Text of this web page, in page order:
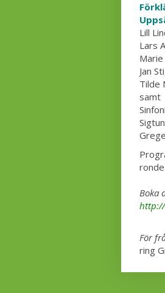
Lill
Lars
Jan
Tilde
samt
Boka
http://
För
ring